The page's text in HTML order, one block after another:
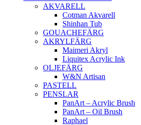
AKVARELL
Cotman Akvarell
Shinhan Tub
GOUACHEFÄRG
AKRYLFÄRG
Maimeri Akryl
Liquitex Acrylic Ink
OLJEFÄRG
W&N Artisan
PASTELL
PENSLAR
PanArt – Acrylic Brush
PanArt – Oil Brush
Raphael